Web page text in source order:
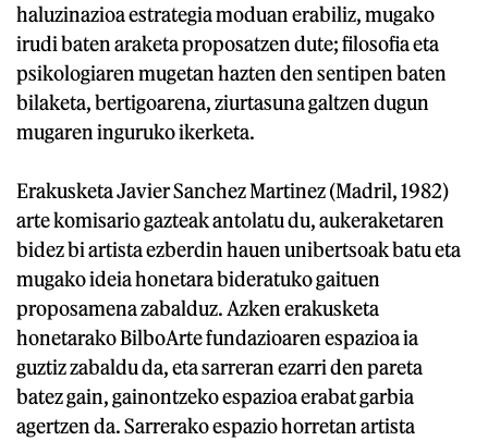
haluzinazioa estrategia moduan erabiliz, mugako
irudi baten araketa proposatzen dute; filosofia eta
psikologiaren mugetan hazten den sentipen baten
bilaketa, bertigoarena, ziurtasuna galtzen dugun
mugaren inguruko ikerketa.
Erakusketa Javier Sanchez Martinez (Madril, 1982)
arte komisario gazteak antolatu du, aukeraketaren
bidez bi artista ezberdin hauen unibertsoak batu eta
mugako ideia honetara bideratuko gaituen
proposamena zabalduz. Azken erakusketa
honetarako BilboArte fundazioaren espazioa ia
guztiz zabaldu da, eta sarreran ezarri den pareta
batez gain, gainontzeko espazioa erabat garbia
agertzen da. Sarrerako espazio horretan artista